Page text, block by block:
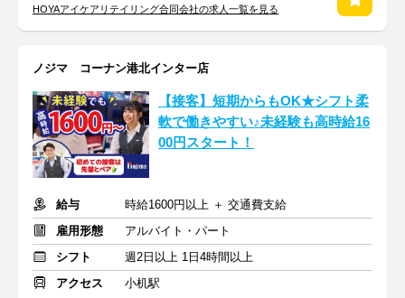
HOYAアイケアリテイリング合同会社の求人一覧を見る
ノジマ コーナン港北インター店
【接客】短期からもOK★シフト柔
軟で働きやすい♪未経験も高時給16
00円スタート！
給与
時給1600円以上 ＋ 交通費支給
雇用形態
アルバイト・パート
シフト
週2日以上 1日4時間以上
アクセス
小机駅